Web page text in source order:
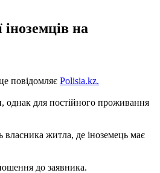
на
повідомляє Polisia.kz.
однак для постійного проживання
власника житла, де іноземець має
до заявника.